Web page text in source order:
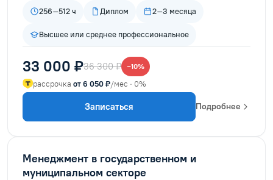
256–512 ч Диплом 2–3 месяца
Высшее или среднее профессиональное
33 000 ₽36 300 ₽ −10%
рассрочка от 6 050 ₽/мес · 0%
Записаться Подробнее
Менеджмент в государственном и
муниципальном секторе